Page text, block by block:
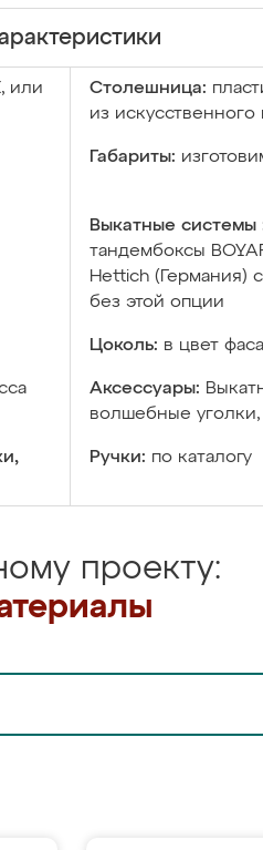
или
Столешница:
из
Габариты:
Выкатные системы
тандембоксы
Hettich (Германия)
без этой опции
Цоколь: в цвет
Аксессуары:
волшебные уголки,
Ручки: по каталогу
проекту: